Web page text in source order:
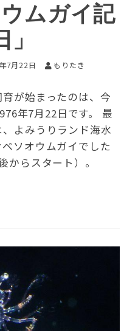
ムガイ記
7月22日 もりたき
が始まったのは、今
年7月22日です。 最
よみうりランド海水
ソオウムガイでした
からスタート）。